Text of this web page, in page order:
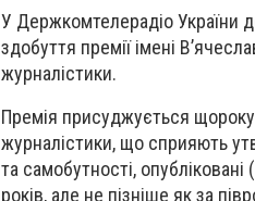
У Держкомтелерадіо України
здобуття премії імені
журналістики.
Премія присуджується щороку
журналістики, що сприяють
та самобутності,
років, але не пізніше як за